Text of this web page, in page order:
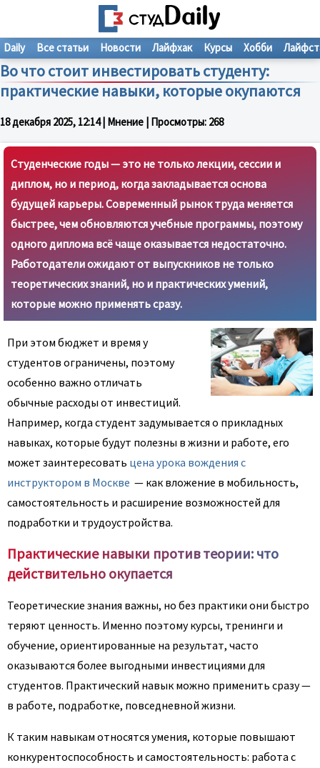
Во что стоит инвестировать студенту:
практические навыки, которые окупаются
18 декабря 2025, 12:14| Мнение | Просмотры: 268
Daily Все статьи Новости Лайфхак Курсы Хобби
Студенческие годы — это не только лекции, сессии и
диплом, но и период, когда закладывается основа
будущей карьеры. Современный рынок труда меняется
быстрее, чем обновляются учебные программы, поэтому
одного диплома всё чаще оказывается недостаточно.
Работодатели ожидают от выпускников не только
теоретических знаний, но и практических умений,
которые можно применять сразу.
При этом бюджет и время у
студентов ограничены, поэтому
особенно важно отличать
обычные расходы от инвестиций.
Например, когда студент задумывается о прикладных
навыках, которые будут полезны в жизни и работе, его
может заинтересовать цена урока вождения с
инструктором в Москве — как вложение в мобильность,
самостоятельность и расширение возможностей для
подработки и трудоустройства.
Практические навыки против теории: что
действительно окупается
Теоретические знания важны, но без практики они быстро
теряют ценность. Именно поэтому курсы, тренинги и
обучение, ориентированные на результат, часто
оказываются более выгодными инвестициями для
студентов. Практический навык можно применить сразу —
в работе, подработке, повседневной жизни.
К таким навыкам относятся умения, которые повышают
конкурентоспособность и самостоятельность: работа с